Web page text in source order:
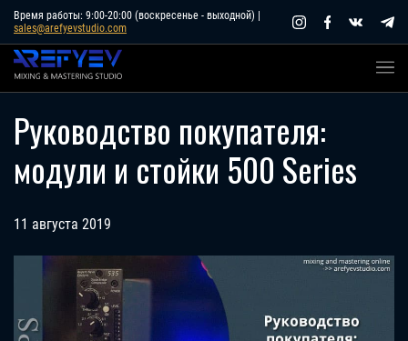
Skip
content
Время работы: 9:00-20:00 (воскресенье - выходной) |
sales@arefyevstudio.com
Руководство покупателя:
модули и стойки 500 Series
11 августа 2019